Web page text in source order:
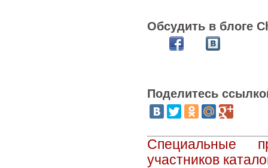
Обсудить в блоге
Поделитесь
Специальные
участников